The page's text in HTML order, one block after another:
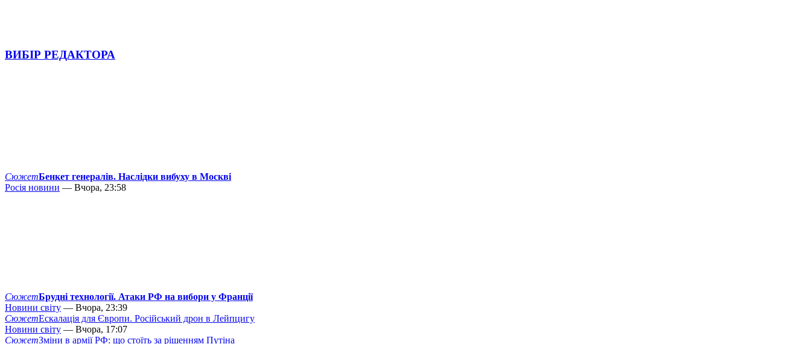
ВИБІР РЕДАКТОРА
СюжетБенкет генералів. Наслідки вибуху в Москві
Росія новини — Вчора, 23:58
СюжетБрудні технології. Атаки РФ на вибори у Франції
Новини світу — Вчора, 23:39
СюжетЕскалація для Європи. Російський дрон в Лейпцигу
Новини світу — Вчора, 17:07
СюжетЗміни в армії РФ: що стоїть за рішенням Путіна